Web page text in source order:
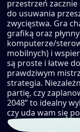
przestrzeń
do usuwania
zwycięstwa. Gra
grafiką oraz
komputerze/
mobilnych) i
są proste i łatwe
prawdziwym
strategia.
partię, czy
2048” to idealny
czy uda wam się
Wybierz